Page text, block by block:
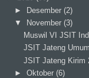
► Desember (2)
▼
November (3)
Muswil VI JSIT
JSIT Jateng
JSIT Jateng Kirim
► Oktober (6)